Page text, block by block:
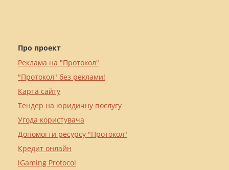
Про проект
Реклама на "Протокол"
"Протокол" без реклами!
Карта сайту
Тендер на юридичну послугу
Угода користувача
Допомогти ресурсу "Протокол"
Кредит онлайн
iGaming Protocol